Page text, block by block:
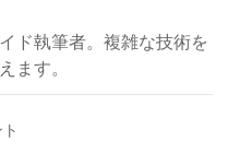
ド執筆者。複雑な技術を
ます。